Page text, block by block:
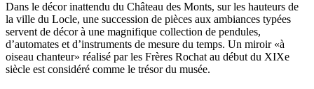
Dans le décor inattendu du Château des Monts, sur les hauteurs de
la ville du Locle, une succession de pièces aux ambiances typées
servent de décor à une magnifique collection de pendules,
d’automates et d’instruments de mesure du temps. Un miroir «à
oiseau chanteur» réalisé par les Frères Rochat au début du XIXe
siècle est considéré comme le trésor du musée.